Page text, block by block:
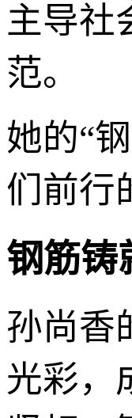
主导社
范。
她的“
们前行
钢筋
孙尚香
光彩，